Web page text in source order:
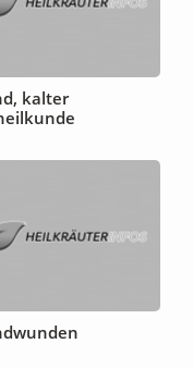
kalter